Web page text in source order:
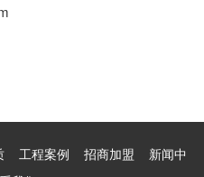
工程案例 招商加盟
新闻中